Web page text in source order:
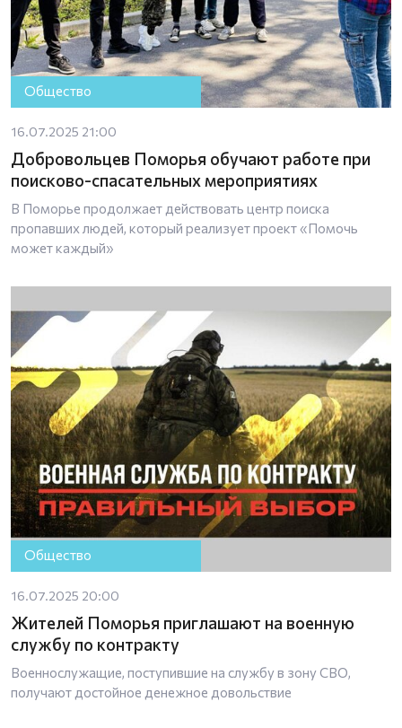
Общество
16.07.2025 21:00
Добровольцев Поморья обучают работе при
поисково-спасательных мероприятиях
В Поморье продолжает действовать центр поиска
пропавших людей, который реализует проект «Помочь
может каждый»
Общество
16.07.2025 20:00
Жителей Поморья приглашают на военную
службу по контракту
Военнослужащие, поступившие на службу в зону СВО,
получают достойное денежное довольствие